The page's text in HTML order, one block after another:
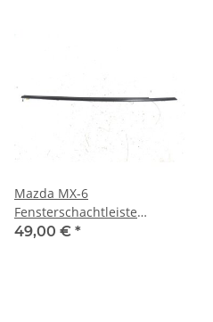
Mazda MX-6
Fensterschachtleiste
Dichtleiste Leiste Fenster
49,00 € *